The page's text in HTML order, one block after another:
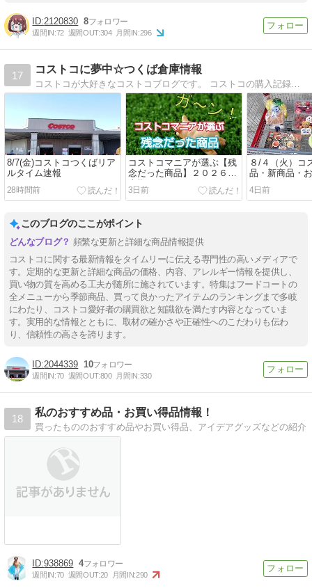
2120830 8
週間IN:72 週間OUT:304 月間IN:296
17
コストコに夢中☆つくば倉庫情報
コストコが大好きなコストコブログです。 コストコの購入記録、商品の紹介や活用法 つくば倉庫に週２回（主に火・金曜日）で通ってます。 コスパト情報、お買い得情報も書いてます。 少しでもお役に立てたら幸いです。
8/7(金)コストコつくばリア
ルタイム速報
28時間前
コストコマニアが選ぶ【残
念だった商品】２０２６年
上期
3日前
８/４（火）コ
品・新商品・
4日前
このブログのここがポイント
頻繁な更新と詳細な商品情報提供
コストコに関する最新情報をタイムリーに伝える専門性の高いメディアで
す。定期的な更新と詳細な商品の価格、内容、アレルギー情報を提供し、
買い物の質を高める工夫が随所に施されています。特集はフードコートの
全メニューから季節商品、買って良かったアイテムのランキングまで多岐
にわたり、コストコ愛好者の購買欲と知識欲を満たす内容となっていま
す。実用的な情報とともに、取材の確かさや正確性へのこだわりも伝わ
り、信頼性の高さを誇ります。
2044339 10
週間IN:70 週間OUT:800 月間IN:330
18
私のおすすめ品・お買い得品情報！
買ったもののおすすめ品やお買い得品、アイデアグッズなどの紹介
938869 4
週間IN:70 週間OUT:20 月間IN:290